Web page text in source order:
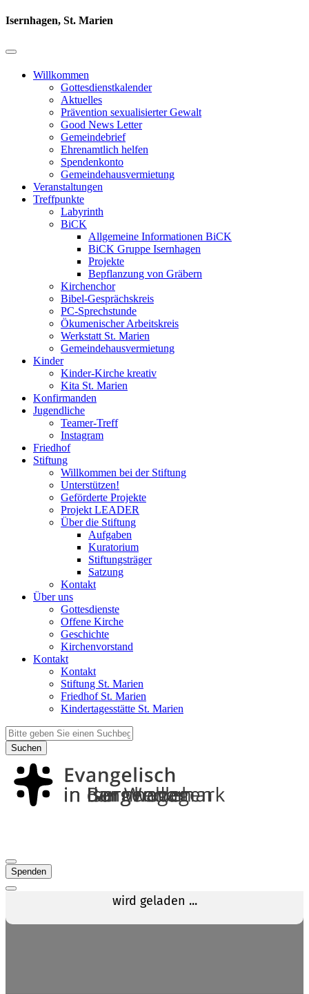
Isernhagen, St. Marien
Willkommen
Gottesdienstkalender
Aktuelles
Prävention sexualisierter Gewalt
Good News Letter
Gemeindebrief
Ehrenamtlich helfen
Spendenkonto
Gemeindehausvermietung
Veranstaltungen
Treffpunkte
Labyrinth
BiCK
Allgemeine Informationen BiCK
BiCK Gruppe Isernhagen
Projekte
Bepflanzung von Gräbern
Kirchenchor
Bibel-Gesprächskreis
PC-Sprechstunde
Ökumenischer Arbeitskreis
Werkstatt St. Marien
Gemeindehausvermietung
Kinder
Kinder-Kirche kreativ
Kita St. Marien
Konfirmanden
Jugendliche
Teamer-Treff
Instagram
Friedhof
Stiftung
Willkommen bei der Stiftung
Unterstützen!
Geförderte Projekte
Projekt LEADER
Über die Stiftung
Aufgaben
Kuratorium
Stiftungsträger
Satzung
Kontakt
Über uns
Gottesdienste
Offene Kirche
Geschichte
Kirchenvorstand
Kontakt
Kontakt
Stiftung St. Marien
Friedhof St. Marien
Kindertagesstätte St. Marien
Suchen
Spenden